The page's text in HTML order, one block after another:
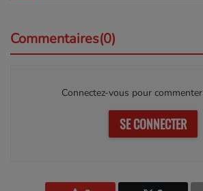
Commentaires(0)
Connectez-vous pour
SE CONNECTER